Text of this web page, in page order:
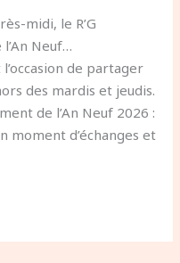
midi, le R’G
Neuf…
de partager
des mardis et jeudis.
de l’An Neuf 2026 :
moment d’échanges et